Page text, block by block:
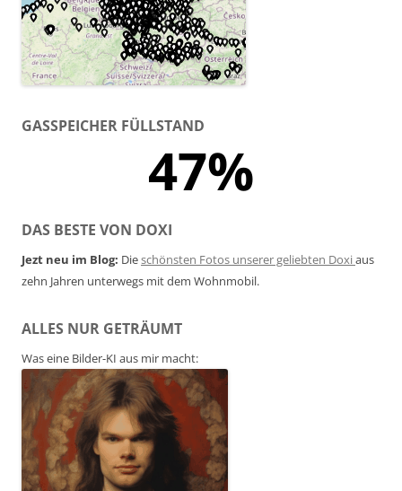
GASSPEICHER FÜLLSTAND
47%
DAS BESTE VON DOXI
Jezt neu im Blog: Dieschönsten Fotos unserer geliebten Doxiaus
zehn Jahren unterwegs mit dem Wohnmobil.
ALLES NUR GETRÄUMT
Was eine Bilder-KI aus mir macht: